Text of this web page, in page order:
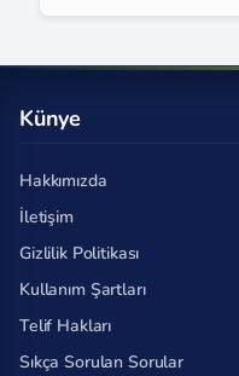
Künye
Hakkımızda
İletişim
Gizlilik Politikası
Kullanım Şartları
Telif Hakları
Sıkça Sorulan Sorular